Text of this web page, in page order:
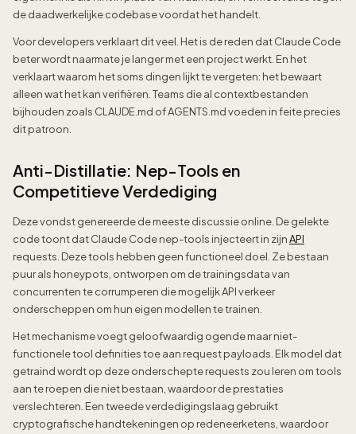
de daadwerkelijke codebase voordat het handelt.
Voor developers verklaart dit veel. Het is de reden dat Claude Code
beter wordt naarmate je langer met een project werkt. En het
verklaart waarom het soms dingen lijkt te vergeten: het bewaart
alleen wat het kan verifiëren. Teams die al contextbestanden
bijhouden zoals CLAUDE.md of AGENTS.md voeden in feite precies
dit patroon.
Anti-Distillatie: Nep-Tools en
Competitieve Verdediging
Deze vondst genereerde de meeste discussie online. De gelekte
code toont dat Claude Code nep-tools injecteert in zijnAPI
requests. Deze tools hebben geen functioneel doel. Ze bestaan
puur als honeypots, ontworpen om de trainingsdata van
concurrenten te corrumperen die mogelijk API verkeer
onderscheppen om hun eigen modellen te trainen.
Het mechanisme voegt geloofwaardig ogende maar niet-
functionele tool definities toe aan request payloads. Elk model dat
getraind wordt op deze onderschepte requests zou leren om tools
aan te roepen die niet bestaan, waardoor de prestaties
verslechteren. Een tweede verdedigingslaag gebruikt
cryptografische handtekeningen op redeneerketens, waardoor